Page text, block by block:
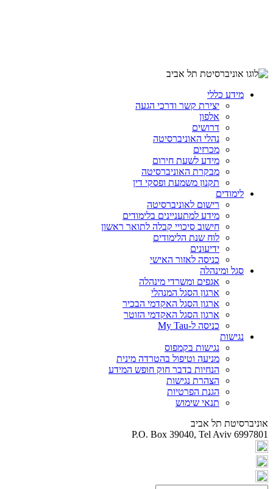
מידע כללי
יצירת קשר ודרכי הגעה
אלפון
דרושים
נהלי האוניברסיטה
מכרזים
מידע לשעת חירום
מבקרת האוניברסיטה
תקנון משמעת ופסקי דין
לימודים
רישום לאוניברסיטה
מידע למתעניינים בלימודים
חישוב סיכויי קבלה לתואר ראשון
לוח שנת הלימודים
ידיעונים
כניסה לאזור האישי
סגל ומינהלה
אגפים ומשרדי מינהלה
ארגון הסגל המנהלי
ארגון הסגל האקדמי הבכיר
ארגון הסגל האקדמי הזוטר
כניסה ל-My Tau
נגישות
נגישות בקמפוס
מניעה וטיפול בהטרדה מינית
הנחיות בדבר חוק חופש המידע
הצהרת נגישות
הגנת הפרטיות
תנאי שימוש
אוניברסיטת תל אביב
P.O. Box 39040, Tel Aviv 6997801